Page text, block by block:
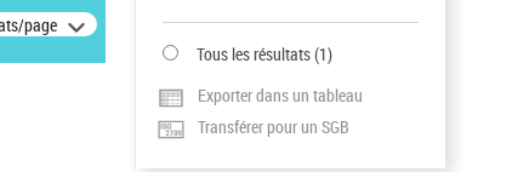
page
Tous les résultats(1)
Exporter dans un tableau
Transférer pour un SGB